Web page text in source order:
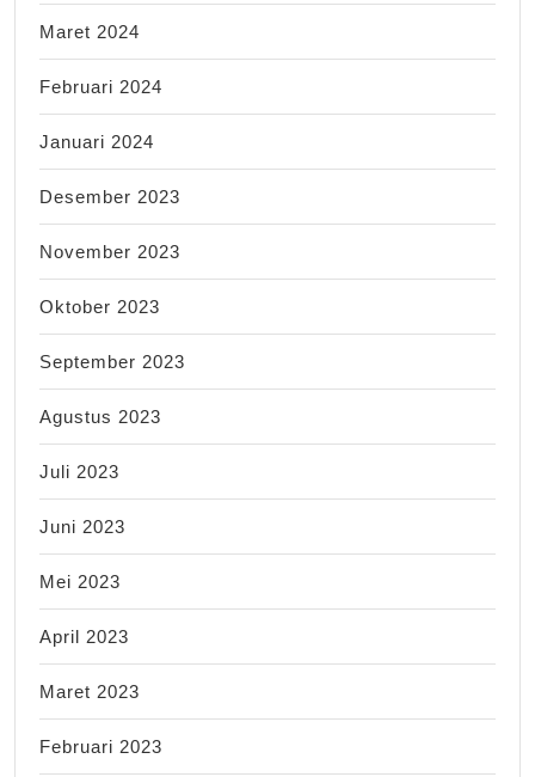
Maret 2024
Februari 2024
Januari 2024
Desember 2023
November 2023
Oktober 2023
September 2023
Agustus 2023
Juli 2023
Juni 2023
Mei 2023
April 2023
Maret 2023
Februari 2023